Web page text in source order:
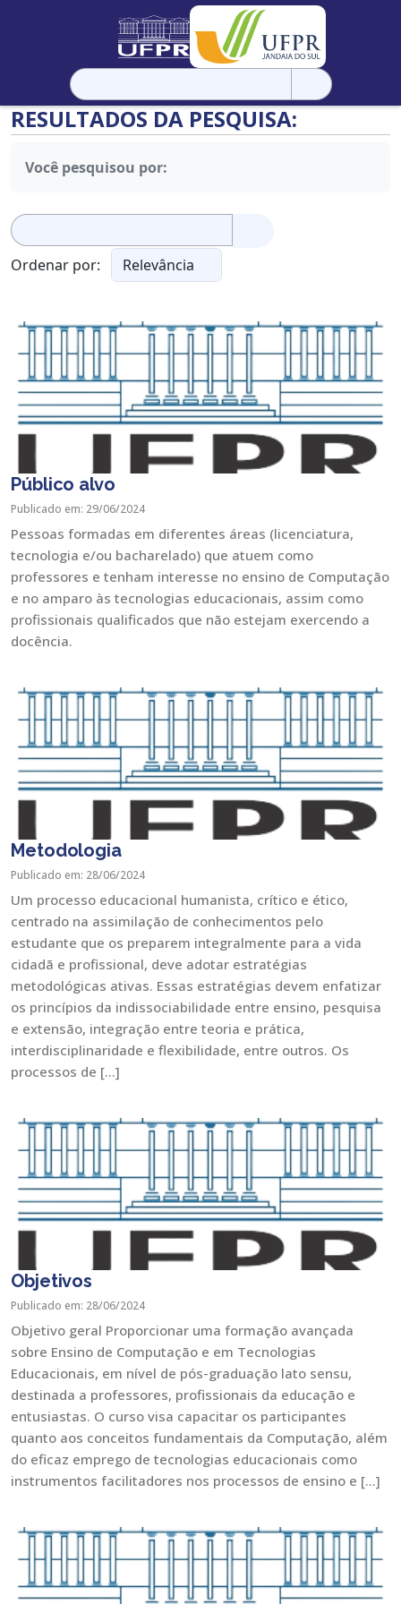
Pesquisar
por:
RESULTADOS DA PESQUISA:
Você pesquisou por:
Pesquisar
por:
Ordenar por:
Público alvo
Publicado em: 29/06/2024
Pessoas formadas em diferentes áreas (licenciatura,
tecnologia e/ou bacharelado) que atuem como
professores e tenham interesse no ensino de Computação
e no amparo às tecnologias educacionais, assim como
profissionais qualificados que não estejam exercendo a
docência.
Metodologia
Publicado em: 28/06/2024
Um processo educacional humanista, crítico e ético,
centrado na assimilação de conhecimentos pelo
estudante que os preparem integralmente para a vida
cidadã e profissional, deve adotar estratégias
metodológicas ativas. Essas estratégias devem enfatizar
os princípios da indissociabilidade entre ensino, pesquisa
e extensão, integração entre teoria e prática,
interdisciplinaridade e flexibilidade, entre outros. Os
processos de […]
Objetivos
Publicado em: 28/06/2024
Objetivo geral Proporcionar uma formação avançada
sobre Ensino de Computação e em Tecnologias
Educacionais, em nível de pós-graduação lato sensu,
destinada a professores, profissionais da educação e
entusiastas. O curso visa capacitar os participantes
quanto aos conceitos fundamentais da Computação, além
do eficaz emprego de tecnologias educacionais como
instrumentos facilitadores nos processos de ensino e […]